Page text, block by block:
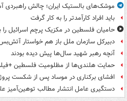
موشک‌های بالستیک ایران؛ چالش راهبردی
باید افراد کارآمدتر را به کار گرفت
حامیان فلسطین در مکزیک پرچم اسرائیل
دبیرکل سازمان ملل باز هم خواستار
آنچه رهبر شهید سال‌ها پیش دیده بودند
حمایت هلندی‌ها از مظلومیت فلسطین
افشای برکناری در موساد پس از شکست
دستگیری عامل انتشار مطالب توهین‌آمیز